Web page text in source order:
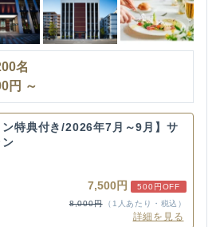
名
円 ～
ン特典付き/2026年7月～9月】サ
7,500円
500円OFF
8,000円
（1人あたり・税込）
詳細を見る